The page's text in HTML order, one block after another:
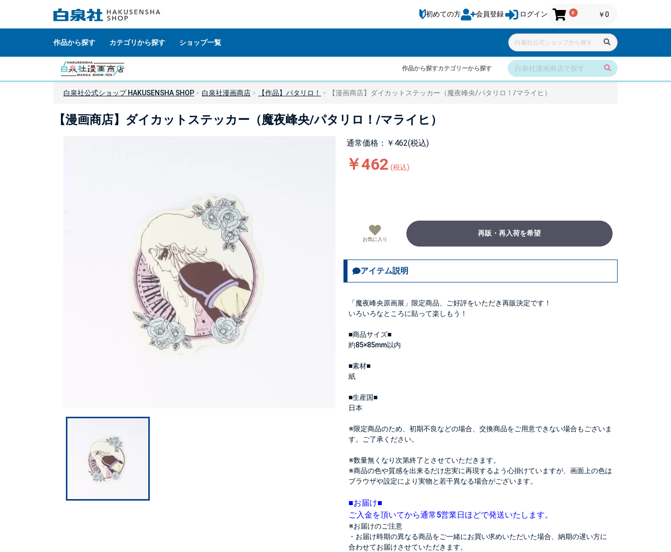
初めての方 会員登録 ログイン 0 ￥0
作品から探す カテゴリから探す ショップ一覧
作品から探すカテゴリーから探す
白泉社公式ショップ HAKUSENSHA SHOP 白泉社漫画商店 【作品】パタリロ！ 【漫画商店】ダイカットステッカー（魔夜峰央/パタリロ！/マライヒ）
【漫画商店】ダイカットステッカー（魔夜峰央/パタリロ！/マライヒ）
通常価格：￥462(税込)
￥462 (税込)
お気に入り
再販・再入荷を希望
アイテム説明
「魔夜峰央原画展」限定商品、ご好評をいただき再販決定です！
いろいろなところに貼って楽しもう！
■商品サイズ■
約85×85mm以内
■素材■
紙
■生産国■
日本
※限定商品のため、初期不良などの場合、交換商品をご用意できない場合もございま
す。ご了承ください。
※数量無くなり次第終了とさせていただきます。
※商品の色や質感を出来るだけ忠実に再現するよう心掛けていますが、画面上の色は
ブラウザや設定により実物と若干異なる場合がございます。
■お届け■
ご入金を頂いてから通常5営業日ほどで発送いたします。
※お届けのご注意
・お届け時期の異なる商品をご一緒にお買い求めいただいた場合、納期の遅い方に
合わせてお届けさせていただきます。